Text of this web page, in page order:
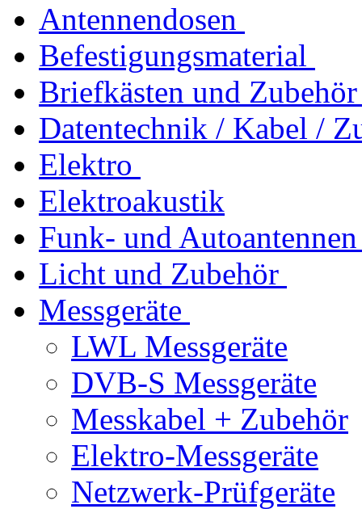
Antennendosen
Befestigungsmaterial
Briefkästen und Zubehör
Datentechnik / Kabel /
Elektro
Elektroakustik
Funk- und Autoantennen
Licht und Zubehör
Messgeräte
LWL Messgeräte
DVB-S Messgeräte
Messkabel + Zubehör
Elektro-Messgeräte
Netzwerk-Prüfgeräte